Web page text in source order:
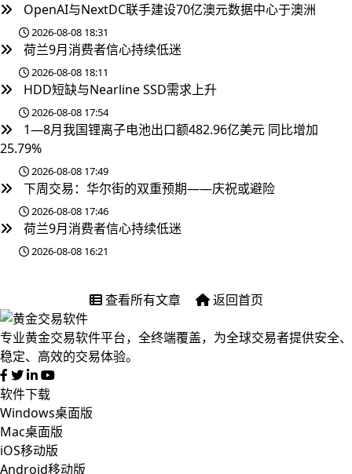
OpenAI与NextDC联手建设70亿澳元数据中心于澳洲
2026-08-08 18:31
荷兰9月消费者信心持续低迷
2026-08-08 18:11
HDD短缺与Nearline SSD需求上升
2026-08-08 17:54
1—8月我国锂离子电池出口额482.96亿美元 同比增加
25.79%
2026-08-08 17:49
下周交易：华尔街的双重预期——庆祝或避险
2026-08-08 17:46
荷兰9月消费者信心持续低迷
2026-08-08 16:21
查看所有文章 返回首页
专业黄金交易软件平台，全终端覆盖，为全球交易者提供安全、
稳定、高效的交易体验。
软件下载
Windows桌面版
Mac桌面版
iOS移动版
Android移动版